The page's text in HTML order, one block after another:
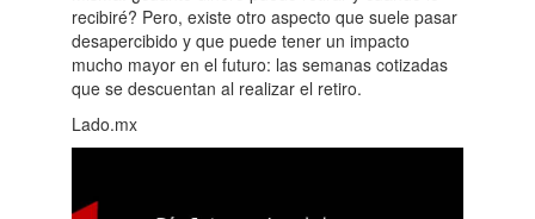
recibiré? Pero, existe otro aspecto que suele pasar
desapercibido y que puede tener un impacto
mucho mayor en el futuro: las semanas cotizadas
que se descuentan al realizar el retiro.
Lado.mx